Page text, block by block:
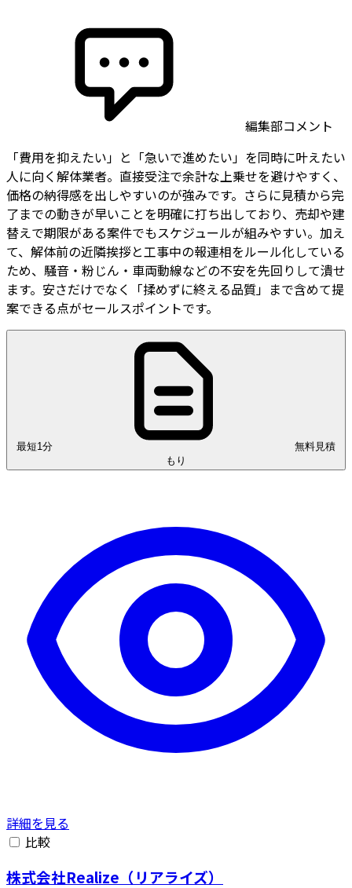
編集部コメント
「費用を抑えたい」と「急いで進めたい」を同時に叶えたい
人に向く解体業者。直接受注で余計な上乗せを避けやすく、
価格の納得感を出しやすいのが強みです。さらに見積から完
了までの動きが早いことを明確に打ち出しており、売却や建
替えで期限がある案件でもスケジュールが組みやすい。加え
て、解体前の近隣挨拶と工事中の報連相をルール化している
ため、騒音・粉じん・車両動線などの不安を先回りして潰せ
ます。安さだけでなく「揉めずに終える品質」まで含めて提
案できる点がセールスポイントです。
最短1分
もり
詳細を見る
比較
株式会社Realize（リアライズ）